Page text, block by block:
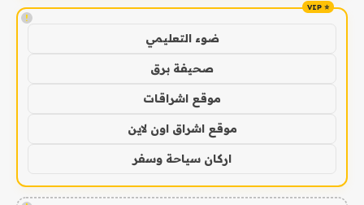
!
ضوء التعليمي
صحيفة برق
موقع اشراقات
موقع اشراق اون لاين
اركان سياحة وسفر